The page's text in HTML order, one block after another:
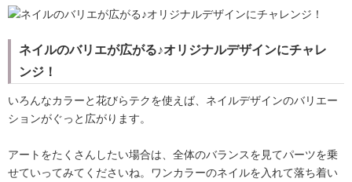
ネイルのバリエが広がる♪オリジナルデザインにチャレ
ンジ！
いろんなカラーと花びらテクを使えば、ネイルデザインのバリエー
ションがぐっと広がります。
アートをたくさんしたい場合は、全体のバランスを見てパーツを乗
せていってみてくださいね。ワンカラーのネイルを入れて落ち着い